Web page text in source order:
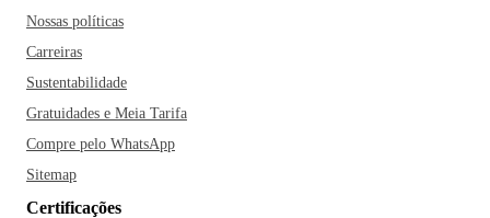
Nossas políticas
Carreiras
Sustentabilidade
Gratuidades e Meia Tarifa
Compre pelo WhatsApp
Sitemap
Certificações